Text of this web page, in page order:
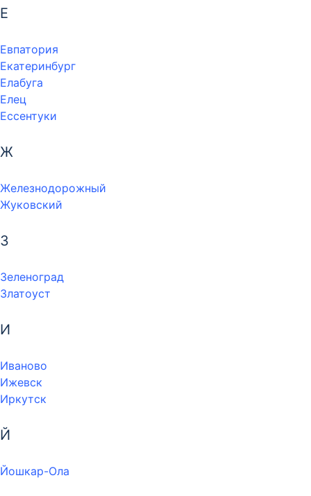
Е
Евпатория
Екатеринбург
Елабуга
Елец
Ессентуки
Ж
Железнодорожный
Жуковский
З
Зеленоград
Златоуст
И
Иваново
Ижевск
Иркутск
Й
Йошкар-Ола